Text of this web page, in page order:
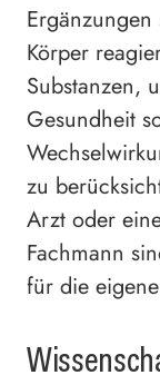
Körper
Substanzen,
Gesundheit
zu
Arzt oder
Fachmann
für die